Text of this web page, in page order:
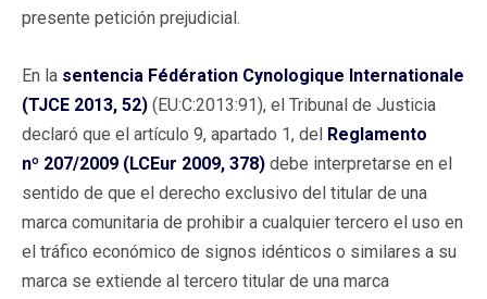
presente petición prejudicial.
En la sentencia Fédération Cynologique Internationale
(TJCE 2013, 52) (EU:C:2013:91), el Tribunal de Justicia
declaró que el artículo 9, apartado 1, del Reglamento
nº 207/2009 (LCEur 2009, 378) debe interpretarse en el
sentido de que el derecho exclusivo del titular de una
marca comunitaria de prohibir a cualquier tercero el uso en
el tráfico económico de signos idénticos o similares a su
marca se extiende al tercero titular de una marca